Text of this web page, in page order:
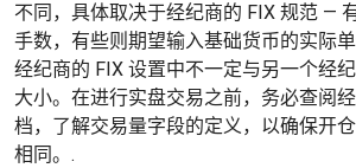
不同，具体取决于经纪商的 FIX 规范 —
手数，有些则期望输入基础货币的实际
经纪商的 FIX 设置中不一定与另一个经
大小。在进行实盘交易之前，务必查阅
档，了解交易量字段的定义，以确保开
相同。.